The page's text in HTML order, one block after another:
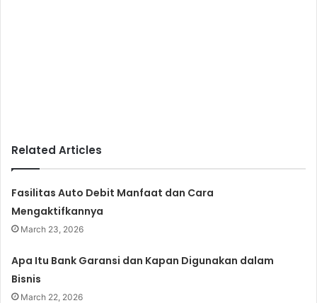
Related Articles
Fasilitas Auto Debit Manfaat dan Cara
Mengaktifkannya
March 23, 2026
Apa Itu Bank Garansi dan Kapan Digunakan dalam
Bisnis
March 22, 2026